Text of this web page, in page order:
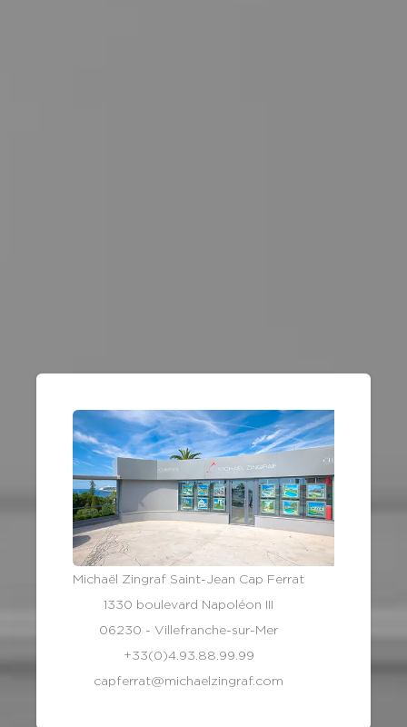
Michaël Zingraf Saint-Jean Cap Ferrat
1330 boulevard Napoléon III
06230 - Villefranche-sur-Mer
+33(0)4.93.88.99.99
capferrat@michaelzingraf.com